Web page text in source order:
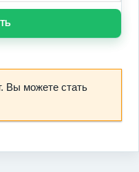
Вы можете стать